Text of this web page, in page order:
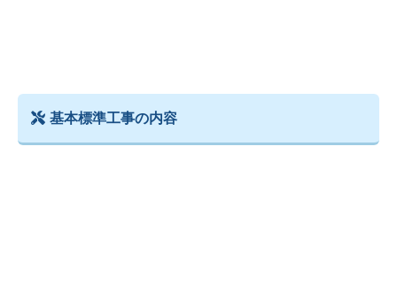
基本標準工事の内容